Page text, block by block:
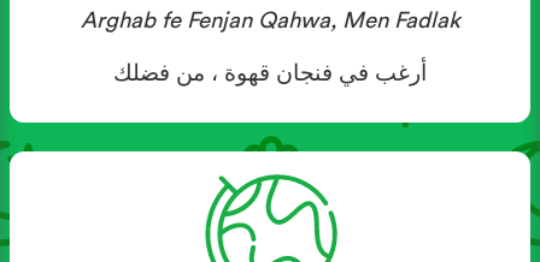
Arghab fe Fenjan Qahwa, Men Fadlak
أرغب في فنجان قهوة ، من فضلك